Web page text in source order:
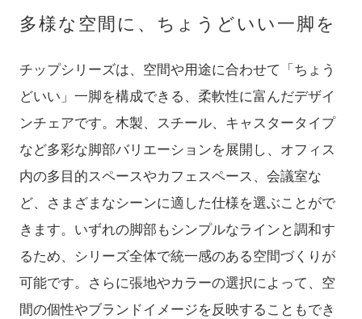
多様な空間に、ちょうどいい一脚を
チップシリーズは、空間や用途に合わせて「ちょう
どいい」一脚を構成できる、柔軟性に富んだデザイ
ンチェアです。木製、スチール、キャスタータイプ
など多彩な脚部バリエーションを展開し、オフィス
内の多目的スペースやカフェスペース、会議室な
ど、さまざまなシーンに適した仕様を選ぶことがで
きます。いずれの脚部もシンプルなラインと調和す
るため、シリーズ全体で統一感のある空間づくりが
可能です。さらに張地やカラーの選択によって、空
間の個性やブランドイメージを反映することもでき